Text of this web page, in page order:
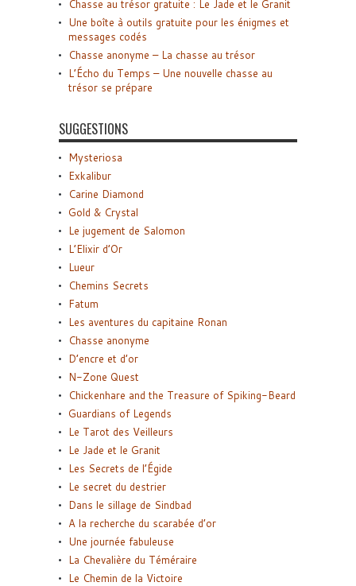
Chasse au trésor gratuite : Le Jade et le Granit
Une boîte à outils gratuite pour les énigmes et
messages codés
Chasse anonyme – La chasse au trésor
L’Écho du Temps – Une nouvelle chasse au
trésor se prépare
SUGGESTIONS
Mysteriosa
Exkalibur
Carine Diamond
Gold & Crystal
Le jugement de Salomon
L’Elixir d’Or
Lueur
Chemins Secrets
Fatum
Les aventures du capitaine Ronan
Chasse anonyme
D’encre et d’or
N-Zone Quest
Chickenhare and the Treasure of Spiking-Beard
Guardians of Legends
Le Tarot des Veilleurs
Le Jade et le Granit
Les Secrets de l’Égide
Le secret du destrier
Dans le sillage de Sindbad
A la recherche du scarabée d’or
Une journée fabuleuse
La Chevalière du Téméraire
Le Chemin de la Victoire